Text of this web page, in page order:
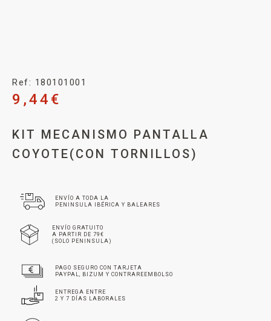
Ref: 180101001
9,44 €
KIT MECANISMO PANTALLA
COYOTE(CON TORNILLOS)
ENVÍO A TODA LA
PENINSULA IBÉRICA Y BALEARES
ENVÍO GRATUITO
A PARTIR DE 79€
(SOLO PENINSULA)
PAGO SEGURO CON TARJETA
PAYPAL, BIZUM Y CONTRAREEMBOLSO
ENTREGA ENTRE
2 Y 7 DÍAS LABORALES